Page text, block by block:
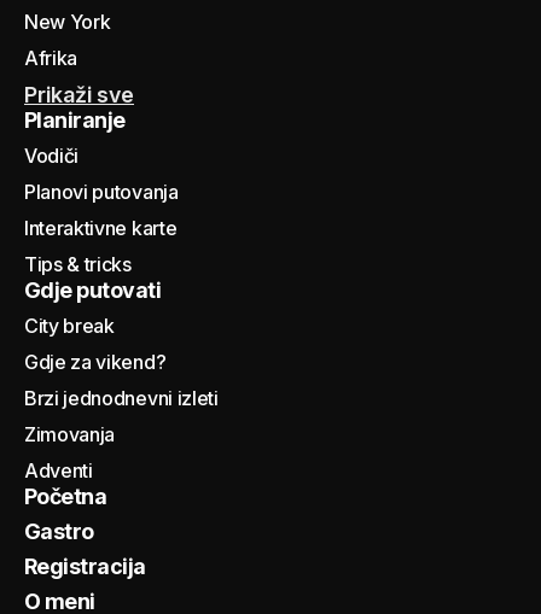
New York
Afrika
Prikaži sve
Planiranje
Vodiči
Planovi putovanja
Interaktivne karte
Tips & tricks
Gdje putovati
City break
Gdje za vikend?
Brzi jednodnevni izleti
Zimovanja
Adventi
Početna
Gastro
Registracija
O meni